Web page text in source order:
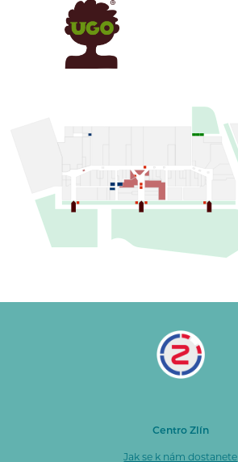
Centro Zlín
Jak se k nám dostanete